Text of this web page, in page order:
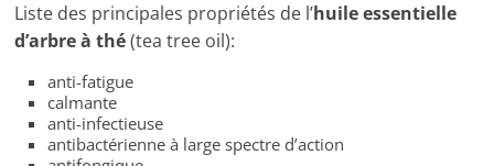
Liste des principales propriétés de l’huile essentielle
d’arbre à thé(tea tree oil):
anti-fatigue
calmante
anti-infectieuse
antibactérienne à large spectre d’action